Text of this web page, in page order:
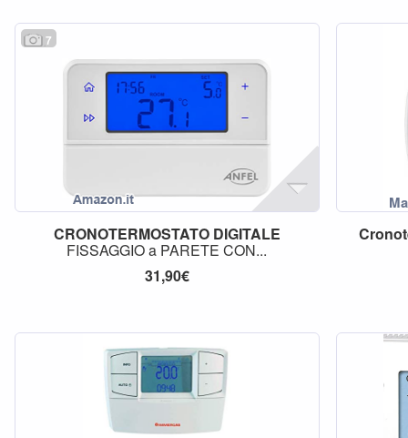
7
CRONOTERMOSTATO DIGITALE
FISSAGGIO a PARETE CON...
31,90€